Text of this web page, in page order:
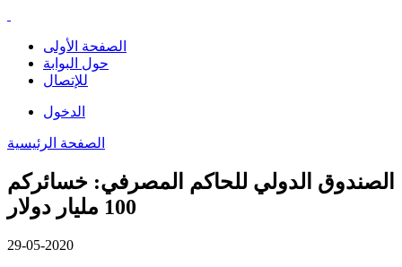
الصفحة الأولى
حول البوابة
للإتصال
الدخول
الصفحة الرئيسية
الصندوق الدولي للحاكم المصرفي: خسائركم
100 مليار دولار
29-05-2020